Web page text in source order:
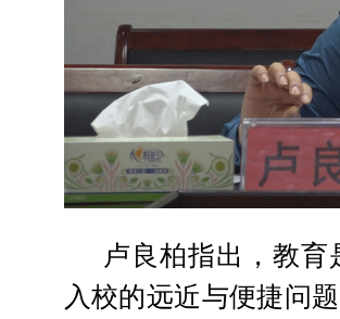
卢良柏指出，教
入校的远近与便捷问